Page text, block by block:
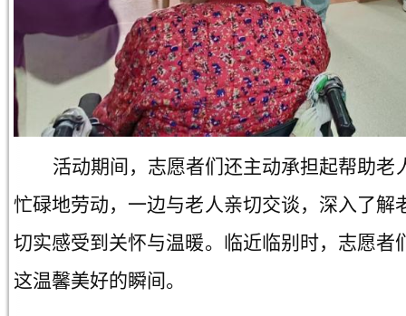
活动期间，志愿者们还主动承担起帮助
忙碌地劳动，一边与老人亲切交谈，深入了
切实感受到关怀与温暖。临近临别时，志愿
这温馨美好的瞬间。